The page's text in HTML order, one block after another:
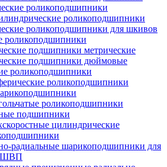
роликоподшипники
роликоподшипники
роликоподшипники для шкивов
роликоподшипники
подшипники метрические
подшипники дюймовые
роликоподшипники
роликоподшипники
роликоподшипники
подшипники
цилиндрические
радиальные шарикоподшипники для
ШВП